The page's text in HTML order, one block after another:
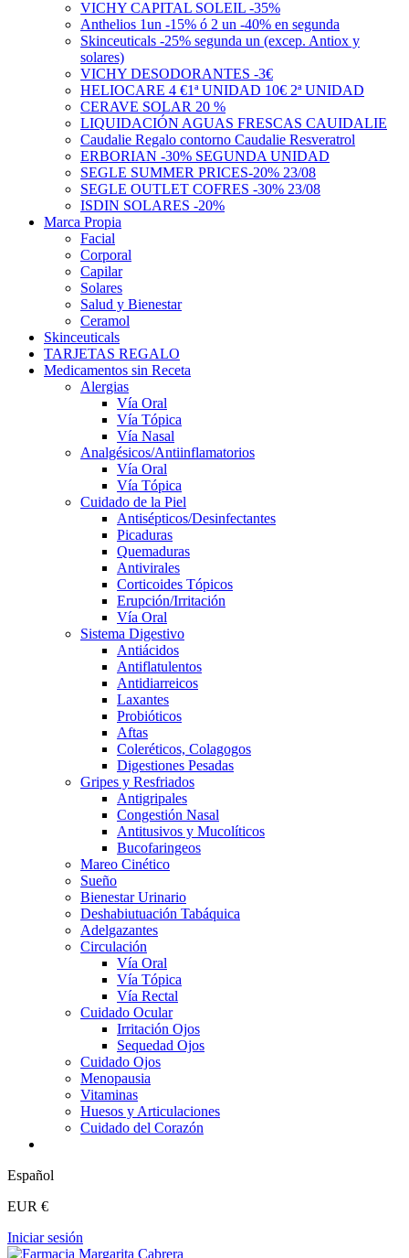
VICHY CAPITAL SOLEIL -35%
Anthelios 1un -15% ó 2 un -40% en segunda
Skinceuticals -25% segunda un (excep. Antiox y
solares)
VICHY DESODORANTES -3€
HELIOCARE 4 €1ª UNIDAD 10€ 2ª UNIDAD
CERAVE SOLAR 20 %
LIQUIDACIÓN AGUAS FRESCAS CAUIDALIE
Caudalie Regalo contorno Caudalie Resveratrol
ERBORIAN -30% SEGUNDA UNIDAD
SEGLE SUMMER PRICES-20% 23/08
SEGLE OUTLET COFRES -30% 23/08
ISDIN SOLARES -20%
Marca Propia
Facial
Corporal
Capilar
Solares
Salud y Bienestar
Ceramol
Skinceuticals
TARJETAS REGALO
Medicamentos sin Receta
Alergias
Vía Oral
Vía Tópica
Vía Nasal
Analgésicos/Antiinflamatorios
Vía Oral
Vía Tópica
Cuidado de la Piel
Antisépticos/Desinfectantes
Picaduras
Quemaduras
Antivirales
Corticoides Tópicos
Erupción/Irritación
Vía Oral
Sistema Digestivo
Antiácidos
Antiflatulentos
Antidiarreicos
Laxantes
Probióticos
Aftas
Coleréticos, Colagogos
Digestiones Pesadas
Gripes y Resfriados
Antigripales
Congestión Nasal
Antitusivos y Mucolíticos
Bucofaringeos
Mareo Cinético
Sueño
Bienestar Urinario
Deshabiutuación Tabáquica
Adelgazantes
Circulación
Vía Oral
Vía Tópica
Vía Rectal
Cuidado Ocular
Irritación Ojos
Sequedad Ojos
Cuidado Ojos
Menopausia
Vitaminas
Huesos y Articulaciones
Cuidado del Corazón
Español
EUR €
Iniciar sesión